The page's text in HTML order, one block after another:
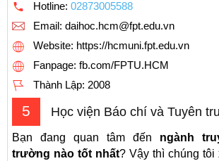
Hotline: 02873005588
Email: daihoc.hcm@fpt.edu.vn
Website: https://hcmuni.fpt.edu.vn
Fanpage: fb.com/FPTU.HCM
Thành Lập: 2008
5 Học viện Báo chí và Tuyên
Bạn đang quan tâm đến ngành
trường nào tốt nhất? Vậy thì chúng